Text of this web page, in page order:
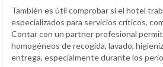
También es útil comprobar si el hotel
especializados para servicios críticos,
Contar con un partner profesional
homogéneos de recogida, lavado,
entrega, especialmente durante los